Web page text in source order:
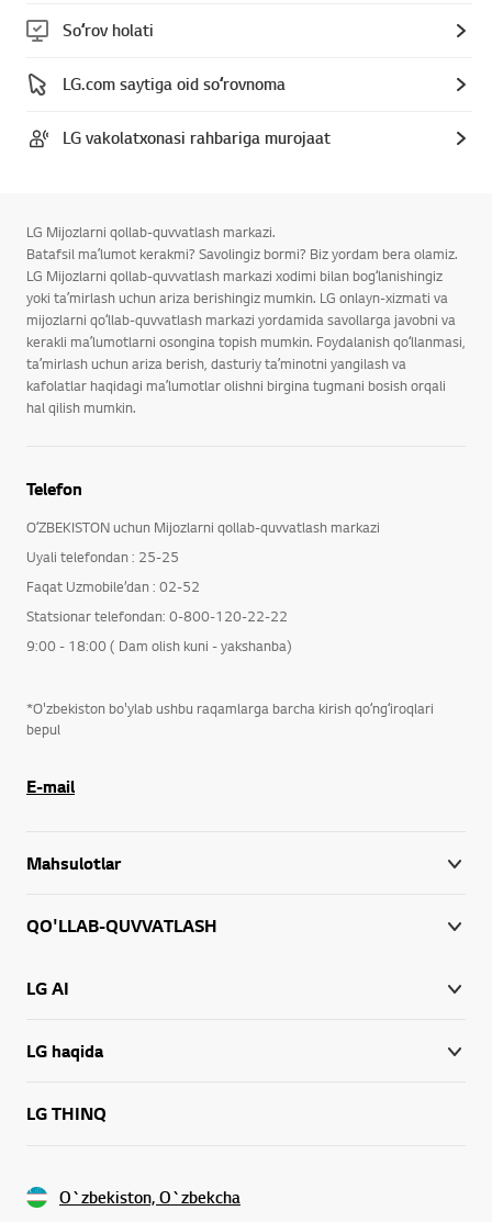
Soʻrov holati
LG.com saytiga oid soʻrovnoma
LG vakolatxonasi rahbariga murojaat
LG Mijozlarni qollab-quvvatlash markazi.
Batafsil maʼlumot kerakmi? Savolingiz bormi? Biz yordam bera olamiz.
LG Mijozlarni qollab-quvvatlash markazi xodimi bilan bogʻlanishingiz
yoki taʼmirlash uchun ariza berishingiz mumkin. LG onlayn-xizmati va
mijozlarni qoʻllab-quvvatlash markazi yordamida savollarga javobni va
kerakli maʼlumotlarni osongina topish mumkin. Foydalanish qoʻllanmasi,
taʼmirlash uchun ariza berish, dasturiy taʼminotni yangilash va
kafolatlar haqidagi maʼlumotlar olishni birgina tugmani bosish orqali
hal qilish mumkin.
Telefon
OʻZBEKISTON uchun Mijozlarni qollab-quvvatlash markazi
Uyali telefondan : 25-25
Faqat Uzmobile’dan : 02-52
Statsionar telefondan: 0-800-120-22-22
9:00 - 18:00 ( Dam olish kuni - yakshanba)
*O'zbekiston bo'ylab ushbu raqamlarga barcha kirish qoʻngʻiroqlari
bepul
E-mail
Mahsulotlar
QO'LLAB-QUVVATLASH
LG AI
LG haqida
LG THINQ
O`zbekiston, O`zbekcha